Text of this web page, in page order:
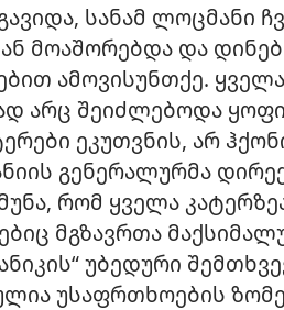
სანამ ლოცმანი
მოაშორებდა და
ამოვისუნთქე.
არც შეიძლებოდა
ეკუთვნის, არ
გენერალურმა
რომ ყველა
მგზავრთა
უბედური
უსაფრთხოების